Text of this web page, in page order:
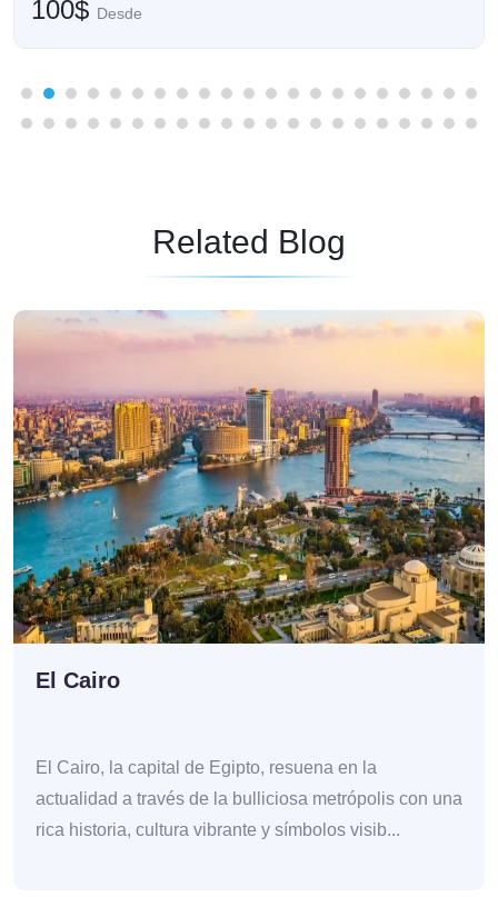
100$ Desde
Related Blog
El Cairo
El Cairo, la capital de Egipto, resuena en la
actualidad a través de la bulliciosa metrópolis con una
rica historia, cultura vibrante y símbolos visib...